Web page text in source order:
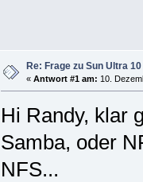
Re: Frage zu Sun Ultra
« Antwort #1 am: 10.
Hi Randy, klar
Samba, oder
NFS...